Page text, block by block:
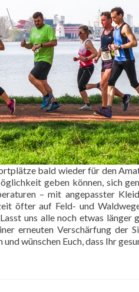
bald wieder für den
geben können, sich
– mit angepasster
öfter auf Feld- und
uns alle noch etwas länger
erneuten Verschärfung der
wünschen Euch, dass Ihr